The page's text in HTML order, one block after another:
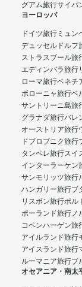
グアム旅行サイパ
ヨーロッパ
ドイツ旅行 ミュン
デュッセルドルフ
ストラスブール旅
エディンバラ旅行
ローマ旅行ベネチ
ボローニャ旅行ベ
サントリーニ島旅
グラナダ旅行バレ
オーストリア旅行
ドブロブニク旅行
タンペレ旅行スイ
インターラーケン
サンモリッツ旅行
ハンガリー旅行ブ
リスボン旅行ポル
ポーランド旅行ノ
コペンハーゲン旅
アイルランド旅行
アイスランド旅行
ルーマニア旅行ブ
オセアニア・南太